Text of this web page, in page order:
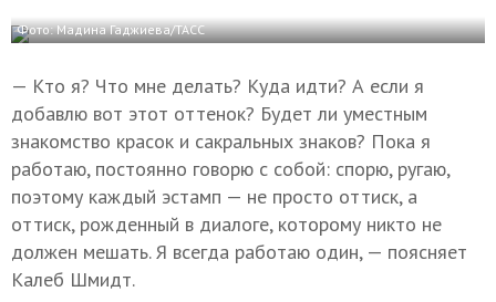
Фото: Мадина Гаджиева/ТАСС
— Кто я? Что мне делать? Куда идти? А если я
добавлю вот этот оттенок? Будет ли уместным
знакомство красок и сакральных знаков? Пока я
работаю, постоянно говорю с собой: спорю, ругаю,
поэтому каждый эстамп — не просто оттиск, а
оттиск, рожденный в диалоге, которому никто не
должен мешать. Я всегда работаю один, — поясняет
Калеб Шмидт.